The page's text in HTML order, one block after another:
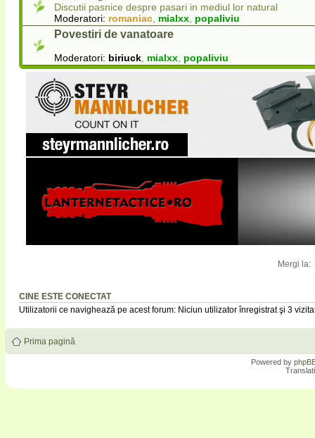
Discutii pasnice despre pasari in mediul lor natural
Moderatori: romaniac mialxx popaliviu
Povestiri de vanatoare
Moderatori: biriuck mialxx popaliviu
Mergi la:
CINE ESTE CONECTAT
Utilizatorii ce navighează pe acest forum: Niciun utilizator înregistrat şi 3
Prima pagină
Powered by